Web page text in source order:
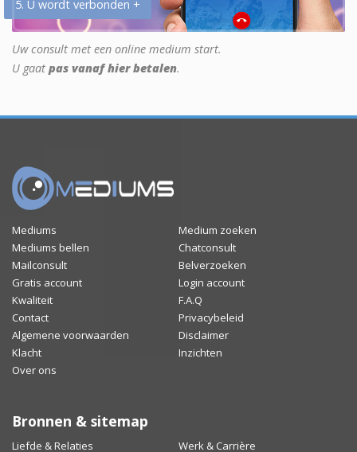
5. U wordt verbonden +
Uw consult met een online medium start.
U gaat pas vanaf hier betalen.
Mediums
Medium zoeken
Mediums bellen
Chatconsult
Mailconsult
Belverzoeken
Gratis account
Login account
Kwaliteit
F.A.Q
Contact
Privacybeleid
Algemene voorwaarden
Disclaimer
Klacht
Inzichten
Over ons
Bronnen & sitemap
Liefde & Relaties Werk & Carrière